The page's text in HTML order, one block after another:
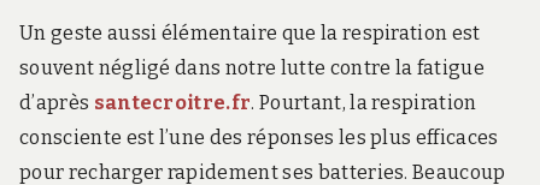
Un geste aussi élémentaire que la respiration est
souvent négligé dans notre lutte contre la fatigue
d’après santecroitre.fr. Pourtant, la respiration
consciente est l’une des réponses les plus efficaces
pour recharger rapidement ses batteries. Beaucoup